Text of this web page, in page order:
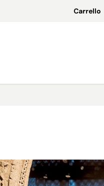
Carrello